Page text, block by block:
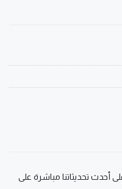
أحدث تحديثاتنا مباشرة على